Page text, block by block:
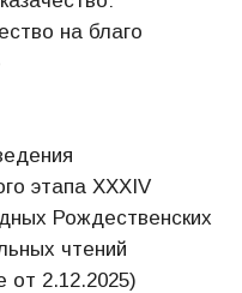
на благо
этапа XXXIV
Рождественских
чтений
от 2.12.2025)